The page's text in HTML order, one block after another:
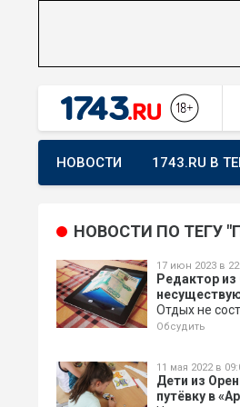
НОВОСТИ 1743.RU В
НОВОСТИ ПО ТЕГУ
17 июн 2023 в
Редактор
Отдых не
Обсудить
11 мая 2022 в
Дети из
путёвку в